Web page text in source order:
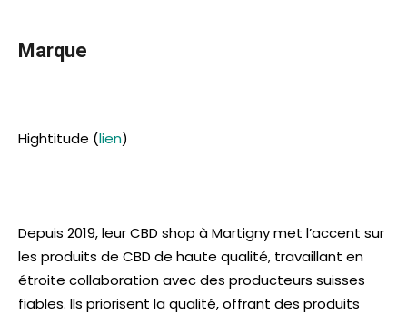
Marque
Hightitude (lien)
Depuis 2019, leur CBD shop à Martigny met l’accent sur
les produits de CBD de haute qualité, travaillant en
étroite collaboration avec des producteurs suisses
fiables. Ils priorisent la qualité, offrant des produits